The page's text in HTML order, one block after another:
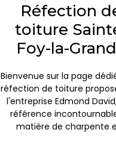
Réfection
toiture
Foy-la-
Bienvenue sur la page
réfection de toiture
l'entreprise Edmond
référence
matière de charpente